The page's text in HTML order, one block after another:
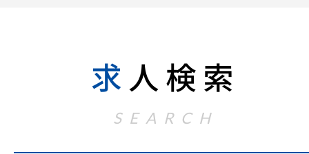
求 人検索
SEARCH